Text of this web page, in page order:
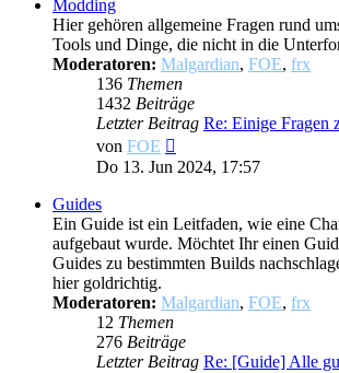
Modding
Hier gehören allgemeine Fragen rund
Tools und Dinge, die nicht in die
Moderatoren: Malgardian, FOE, frx
136 Themen
1432 Beiträge
Letzter Beitrag Re: Einige Fragen
von FOE
Beitrag
Do 13. Jun 2024, 17:57
Guides
Ein Guide ist ein Leitfaden, wie eine
aufgebaut wurde. Möchtet Ihr einen
Guides zu bestimmten Builds
hier goldrichtig.
Moderatoren: Malgardian, FOE, frx
12 Themen
276 Beiträge
Letzter Beitrag Re: [Guide] Alle